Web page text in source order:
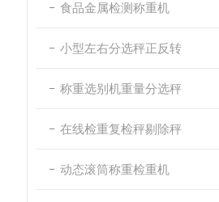
食品金属检测称重机
小型左右分选秤正反转
称重选别机重量分选秤
在线检重复检秤剔除秤
动态滚筒称重检重机